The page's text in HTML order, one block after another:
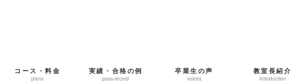
コース・料金
plans
実績・合格の例
pass-record
卒業生の声
voices
教室長紹介
introduction